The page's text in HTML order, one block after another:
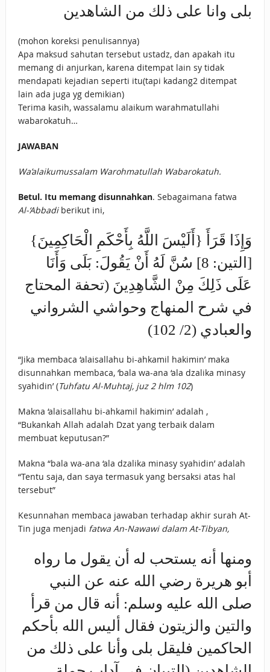
بلى وانا على ذلك من الشاهدين
(mohon koreksi penulisannya)
Apa maksud sahutan tersebut ustadz, dan apakah itu
memang di anjurkan, karena ditempat lain sy tidak
mendapati kejadian seperti itu(tapi kadang2 ditempat
lain ada juga yg demikian)
Terima kasih, wassalamu alaikum warahmatullahi
wabarokatuh…
JAWABAN
Wa’alaikumussalam Warohmatullah Wabarokatuh.
Betul. Itu memang disunnahkan. Sebagaimana fatwa
Al-‘Abbadiberikut ini,
وَإِذَا قَرَأَ {أَلَيْسَ اللَّهُ بِأَحْكَمِ الْحَاكِمِينَ}
[التين: 8] سُنَّ لَهُ أَنْ يَقُولَ: بَلَى وَأَنَا
عَلَى ذَلِكَ مِنْ الشَّاهِدِينَ (تحفة المحتاج
في شرح المنهاج وحواشي الشرواني
والعبادي (2/ 102)
“Jika membaca ‘alaisallahu bi-ahkamil hakimin’ maka
disunnahkan membaca, ‘bala wa-ana ‘ala dzalika minasy
syahidin’ (Tuhfatu Al-Muhtaj, juz 2 hlm 102)
Makna ‘alaisallahu bi-ahkamil hakimin’ adalah ,
“Bukankah Allah adalah Dzat yang terbaik dalam
membuat keputusan?”
Makna “bala wa-ana ‘ala dzalika minasy syahidin’ adalah
“Tentu saja, dan saya termasuk yang bersaksi atas hal
tersebut”
Kesunnahan membaca jawaban terhadap akhir surah At-
Tin juga menjadi fatwa An-Nawawi dalam At-Tibyan,
ومنها أنه يستحب له أن يقول ما رواه
أبو هريرة رضي الله عنه عن النبي
صلى الله عليه وسلم: أنه قال من قرأ
والتين والزيتون فقال أليس الله بأحكم
الحاكمين فليقل بلى وأنا على ذلك من